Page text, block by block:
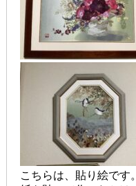
こちらは、貼り絵です。